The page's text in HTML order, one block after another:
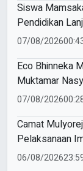
Siswa
Pendidikan
07/08/2026
Eco Bhinneka
Muktamar
07/08/2026
Camat
Pelaksanaan
di SD
06/08/2026